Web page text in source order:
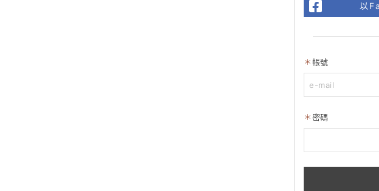
以
帳號
密碼